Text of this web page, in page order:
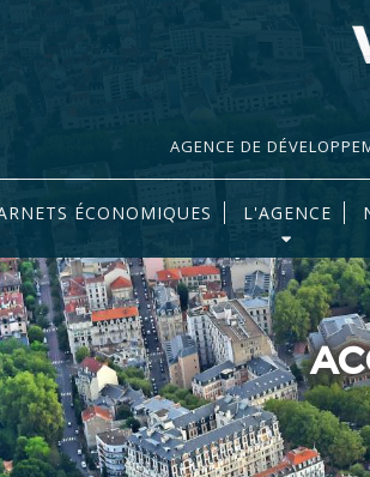
AGENCE DE
ÉCONOMIQUES L'AGENCE